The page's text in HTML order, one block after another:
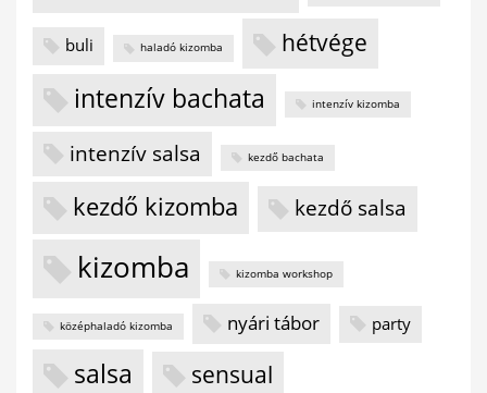
buli haladó kizomba hétvége
intenzív bachata intenzív kizomba
intenzív salsa kezdő bachata
kezdő kizomba kezdő salsa
kizomba kizomba workshop
középhaladó kizomba nyári tábor party
salsa sensual